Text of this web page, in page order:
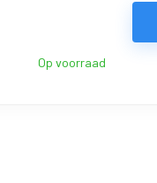
Op voorraad